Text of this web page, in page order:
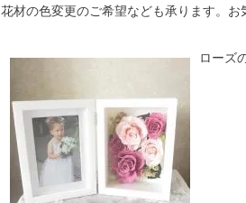
花材の色変更のご希望なども承ります。お
ローズ